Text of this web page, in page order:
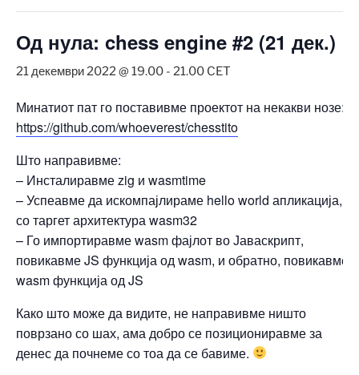
Од нула: chess engine #2 (21 дек.)
21 декември 2022 @ 19.00 - 21.00 CET
Минатиот пат го поставивме проектот на некакви нозе:
https://github.com/whoeverest/chesstito
Што направивме:
– Инсталиравме zig и wasmtime
– Успеавме да искомпајлираме hello world апликација,
со таргет архитектура wasm32
– Го импортиравме wasm фајлот во Јаваскрипт,
повикавме JS функција од wasm, и обратно, повикавме
wasm функција од JS
Како што може да видите, не направивме ништо
поврзано со шах, ама добро се позициониравме за
денес да почнеме со тоа да се бавиме.